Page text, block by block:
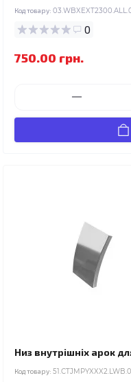
Код товару:
0
750.00 грн.
Низ внутрішніх арок
Код товару: